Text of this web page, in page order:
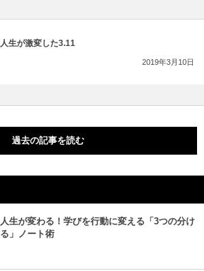
人生が激変した3.11
2019年3月10日
過去の記事を読む
人生が変わる！学びを行動に変える「3つの分け
る」ノート術